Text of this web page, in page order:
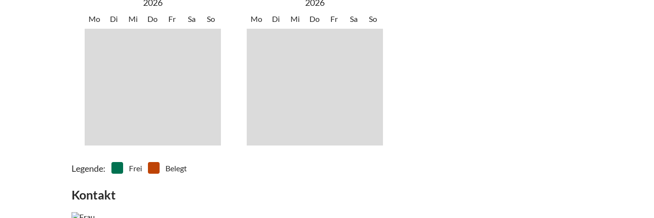
2026
Mo Di Mi Do Fr Sa So
2026
Mo Di Mi Do Fr Sa So
Legende: Frei Belegt
Kontakt